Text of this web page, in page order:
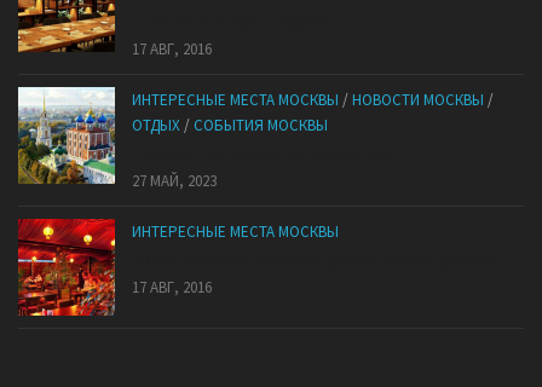
17 АВГ, 2016
ИНТЕРЕСНЫЕ МЕСТА МОСКВЫ /НОВОСТИ МОСКВЫ /
ОТДЫХ / СОБЫТИЯ МОСКВЫ
27 МАЙ, 2023
ИНТЕРЕСНЫЕ МЕСТА МОСКВЫ
17 АВГ, 2016